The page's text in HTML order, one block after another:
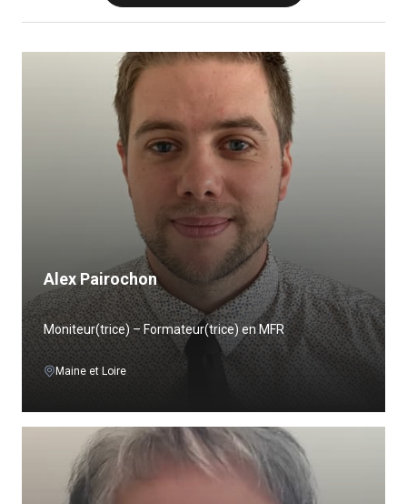
Alex Pairochon
Moniteur(trice) – Formateur(trice) en MFR
Maine et Loire